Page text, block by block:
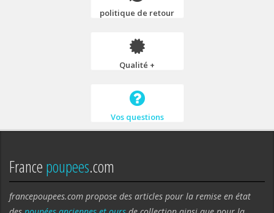
politique de retour
Qualité +
Vos questions
Francepoupees.com
francepoupees.com propose des articles pour la remise en état